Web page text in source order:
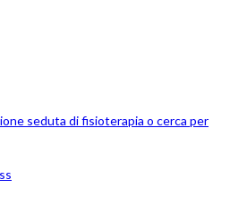
seduta di fisioterapia o cerca per